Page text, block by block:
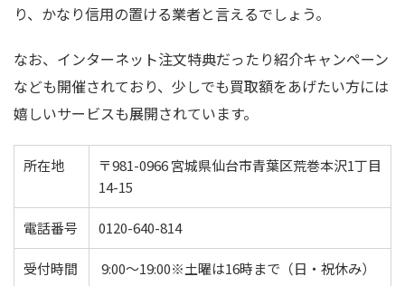
り、かなり信用の置ける業者と言えるでしょう。
なお、インターネット注文特典だったり紹介キャンペーン
なども開催されており、少しでも買取額をあげたい方には
嬉しいサービスも展開されています。
所在地
〒981-0966 宮城県仙台市青葉区荒巻本沢1丁目
14-15
電話番号 0120-640-814
受付時間 9:00〜19:00※土曜は16時まで（日・祝休み）